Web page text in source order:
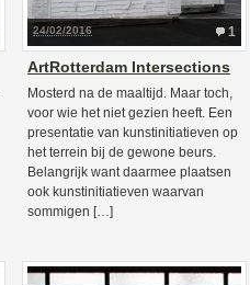
1
24/02/2016
ArtRotterdam Intersections
Mosterd na de maaltijd. Maar toch,
voor wie het niet gezien heeft. Een
presentatie van kunstinitiatieven op
het terrein bij de gewone beurs.
Belangrijk want daarmee plaatsen
ook kunstinitiatieven waarvan
sommigen […]